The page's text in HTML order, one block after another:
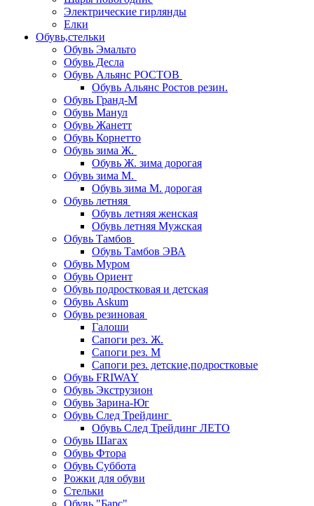
Электрические гирлянды
Елки
Обувь,стельки
Обувь Эмальто
Обувь Десла
Обувь Альянс РОСТОВ
Обувь Альянс Ростов резин.
Обувь Гранд-М
Обувь Манул
Обувь Жанетт
Обувь Корнетто
Обувь зима Ж.
Обувь Ж. зима дорогая
Обувь зима М.
Обувь зима М. дорогая
Обувь летняя
Обувь летняя женская
Обувь летняя Мужская
Обувь Тамбов
Обувь Тамбов ЭВА
Обувь Муром
Обувь Ориент
Обувь подростковая и детская
Обувь Askum
Обувь резиновая
Галоши
Сапоги рез. Ж.
Сапоги рез. М
Сапоги рез. детские,подростковые
Обувь FRIWAY
Обувь Экструзион
Обувь Зарина-Юг
Обувь След Трейдинг
Обувь След Трейдинг ЛЕТО
Обувь Шагах
Обувь Фтора
Обувь Суббота
Рожки для обуви
Стельки
Обувь "Барс"